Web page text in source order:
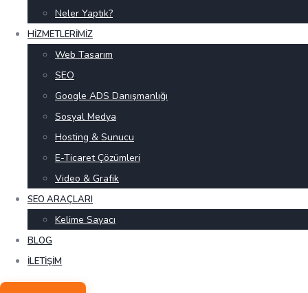
Neler Yaptık?
HIZMETLERIMIZ
Web Tasarım
SEO
Google ADS Danışmanlığı
Sosyal Medya
Hosting & Sunucu
E-Ticaret Çözümleri
Video & Grafik
SEO ARAÇLARI
Kelime Sayacı
BLOG
İLETIŞIM